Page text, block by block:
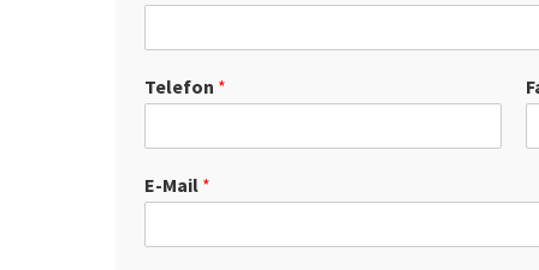
Telefon *
E-Mail *